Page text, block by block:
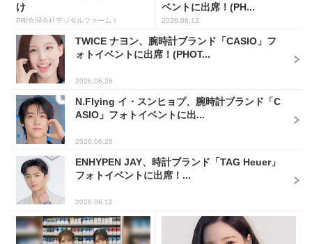
け
PR(合同会社デジタルファーム )
ベントに出席！(PH...
2026.06.12
TWICE ナヨン、腕時計ブランド「CASIO」フ
ォトイベントに出席！(PHOT...
2026.06.26
N.Flying イ・スンヒョプ、腕時計ブランド「C
ASIO」フォトイベントに出...
2026.06.26
ENHYPEN JAY、時計ブランド「TAG Heuer」
フォトイベントに出席！...
2026.06.12